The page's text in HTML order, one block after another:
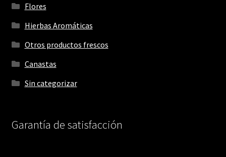
Flores
Hierbas Aromáticas
Otros productos frescos
Canastas
Sin categorizar
Garantía de satisfacción